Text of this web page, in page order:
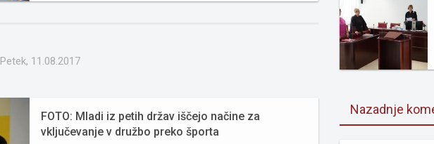
Petek, 11.08.2017
FOTO: Mladi iz petih držav iščejo načine za
vključevanje v družbo preko športa
Nazadnje